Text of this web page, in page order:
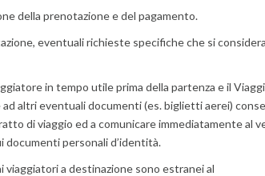
della prenotazione e del pagamento.
eventuali richieste specifiche che si
in tempo utile prima della partenza e il
altri eventuali documenti (es. biglietti aerei)
di viaggio ed a comunicare immediatamente al
personali d’identità.
a destinazione sono estranei al